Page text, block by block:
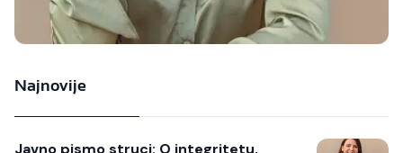
Najnovije
Javno pismo struci: O integritetu,